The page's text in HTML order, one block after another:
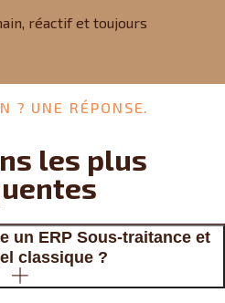
réactif et toujours
? UNE RÉPONSE.
les plus
un ERP Sous-traitance et
classique ?